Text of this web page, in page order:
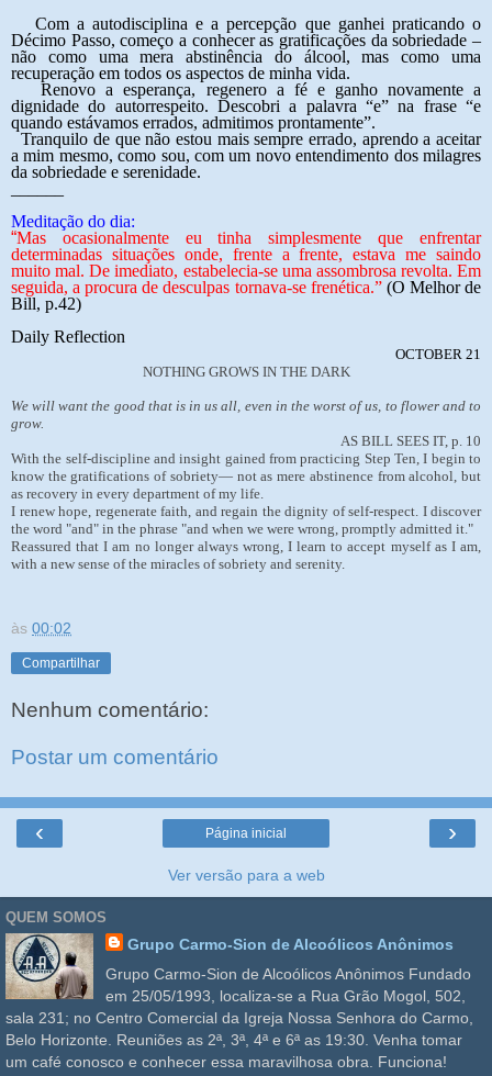
Com a autodisciplina e a percepção que ganhei praticando o
Décimo Passo, começo a conhecer as gratificações da sobriedade –
não como uma mera abstinência do álcool, mas como uma
recuperação em todos os aspectos de minha vida.
Renovo a esperança, regenero a fé e ganho novamente a
dignidade do autorrespeito. Descobri a palavra “e” na frase “e
quando estávamos errados, admitimos prontamente”.
Tranquilo de que não estou mais sempre errado, aprendo a aceitar
a mim mesmo, como sou, com um novo entendimento dos milagres
da sobriedade e serenidade.
Meditação do dia:
“Mas ocasionalmente eu tinha simplesmente que enfrentar
determinadas situações onde, frente a frente, estava me saindo
muito mal. De imediato, estabelecia-se uma assombrosa revolta. Em
seguida, a procura de desculpas tornava-se frenética.” (O Melhor de
Bill, p.42)
Daily Reflection
OCTOBER 21
NOTHING GROWS IN THE DARK
We will want the good that is in us all, even in the worst of us, to flower and to
grow.
AS BILL SEES IT, p. 10
With the self-discipline and insight gained from practicing Step Ten, I begin to
know the gratifications of sobriety— not as mere abstinence from alcohol, but
as recovery in every department of my life.
I renew hope, regenerate faith, and regain the dignity of self-respect. I discover
the word "and" in the phrase "and when we were wrong, promptly admitted it."
Reassured that I am no longer always wrong, I learn to accept myself as I am,
with a new sense of the miracles of sobriety and serenity.
às 00:02
Compartilhar
Nenhum comentário:
Postar um comentário
‹ ›
Página inicial
Ver versão para a web
QUEM SOMOS
Grupo Carmo-Sion de Alcoólicos Anônimos
Grupo Carmo-Sion de Alcoólicos Anônimos Fundado
em 25/05/1993, localiza-se a Rua Grão Mogol, 502,
sala 231; no Centro Comercial da Igreja Nossa Senhora do Carmo,
Belo Horizonte. Reuniões as 2ª, 3ª, 4ª e 6ª as 19:30. Venha tomar
um café conosco e conhecer essa maravilhosa obra. Funciona!